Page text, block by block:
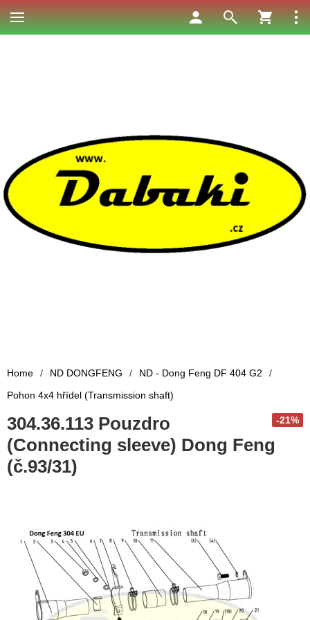
Home / ND DONGFENG / ND - Dong Feng DF 404 G2
/
Pohon 4x4 hřídel (Transmission shaft)
-21%
304.36.113 Pouzdro
(Connecting sleeve) Dong Feng
(č.93/31)